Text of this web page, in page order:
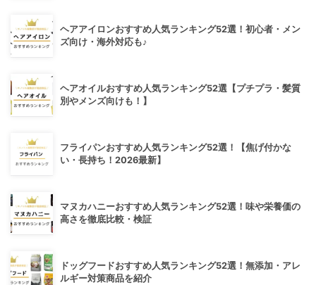
ヘアアイロンおすすめ人気ランキング52選！初心者・メン
ズ向け・海外対応も♪
ヘアオイルおすすめ人気ランキング52選【プチプラ・髪質
別やメンズ向けも！】
フライパンおすすめ人気ランキング52選！【焦げ付かな
い・長持ち！2026最新】
マヌカハニーおすすめ人気ランキング52選！味や栄養価の
高さを徹底比較・検証
ドッグフードおすすめ人気ランキング52選！無添加・アレ
ルギー対策商品を紹介